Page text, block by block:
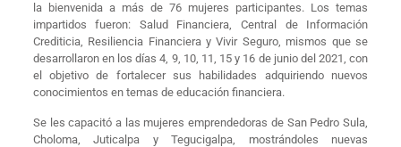
la bienvenida a más de 76 mujeres participantes. Los temas
impartidos fueron: Salud Financiera, Central de Información
Crediticia, Resiliencia Financiera y Vivir Seguro, mismos que se
desarrollaron en los días 4, 9, 10, 11, 15 y 16 de junio del 2021, con
el objetivo de fortalecer sus habilidades adquiriendo nuevos
conocimientos en temas de educación financiera.
Se les capacitó a las mujeres emprendedoras de San Pedro Sula,
Choloma, Juticalpa y Tegucigalpa, mostrándoles nuevas